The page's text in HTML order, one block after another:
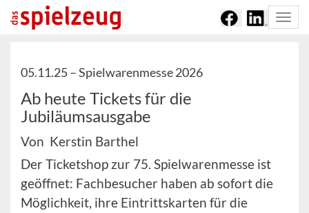
05.11.25 –Spielwarenmesse 2026
Ab heute Tickets für die
Jubiläumsausgabe
Von Kerstin Barthel
Der Ticketshop zur 75. Spielwarenmesse ist
geöffnet: Fachbesucher haben ab sofort die
Möglichkeit, ihre Eintrittskarten für die